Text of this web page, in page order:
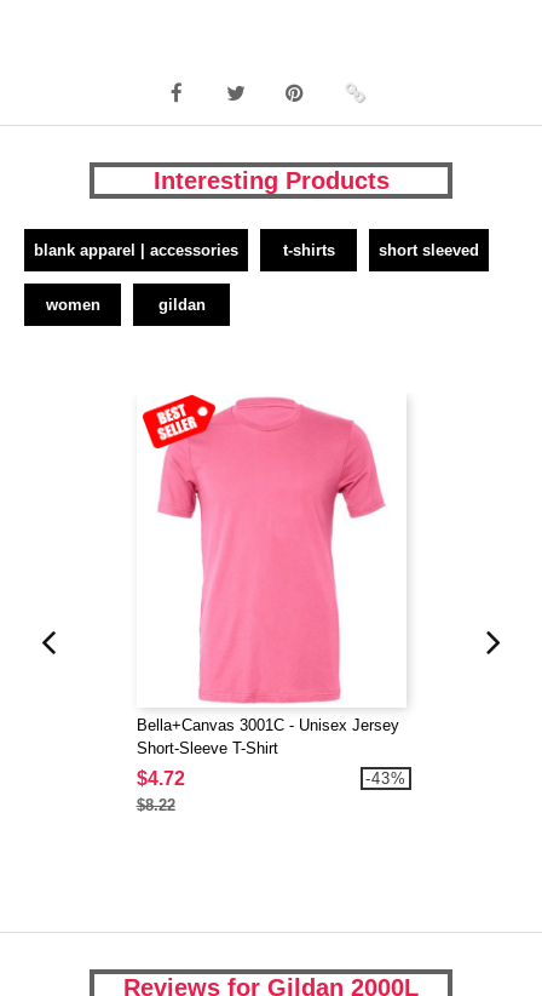
Interesting Products
blank apparel | accessories t-shirts short sleeved
women gildan
Bella+Canvas 3001C - Unisex Jersey
Short-Sleeve T-Shirt
$4.72
$8.22
-43%
Reviews for Gildan 2000L